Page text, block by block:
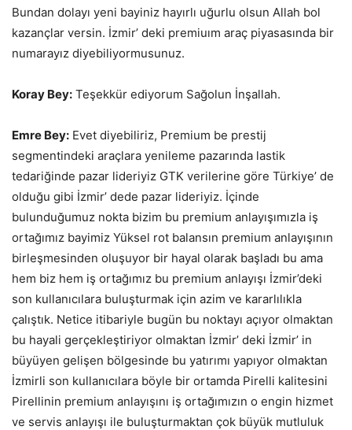
Bundan dolayı yeni bayiniz hayırlı uğurlu olsun Allah bol
kazançlar versin. İzmir’ deki premiuım araç piyasasında bir
numarayız diyebiliyormusunuz.
Koray Bey: Teşekkür ediyorum Sağolun İnşallah.
Emre Bey: Evet diyebiliriz, Premium be prestij
segmentindeki araçlara yenileme pazarında lastik
tedariğinde pazar lideriyiz GTK verilerine göre Türkiye’ de
olduğu gibi İzmir’ dede pazar lideriyiz. İçinde
bulunduğumuz nokta bizim bu premium anlayışımızla iş
ortağımız bayimiz Yüksel rot balansın premium anlayışının
birleşmesinden oluşuyor bir hayal olarak başladı bu ama
hem biz hem iş ortağımız bu premium anlayışı İzmir’deki
son kullanıcılara buluşturmak için azim ve kararlılıkla
çalıştık. Netice itibariyle bugün bu noktayı açıyor olmaktan
bu hayali gerçekleştiriyor olmaktan İzmir’ deki İzmir’ in
büyüyen gelişen bölgesinde bu yatırımı yapıyor olmaktan
İzmirli son kullanıcılara böyle bir ortamda Pirelli kalitesini
Pirellinin premium anlayışını iş ortağımızın o engin hizmet
ve servis anlayışı ile buluşturmaktan çok büyük mutluluk